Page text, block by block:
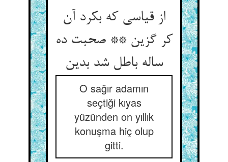
از قیاسی که بکرد آن
کر گزین ** صحبت ده
O sağır adamın
seçtiği kıyas
yüzünden on yıllık
konuşma hiç olup
gitti.